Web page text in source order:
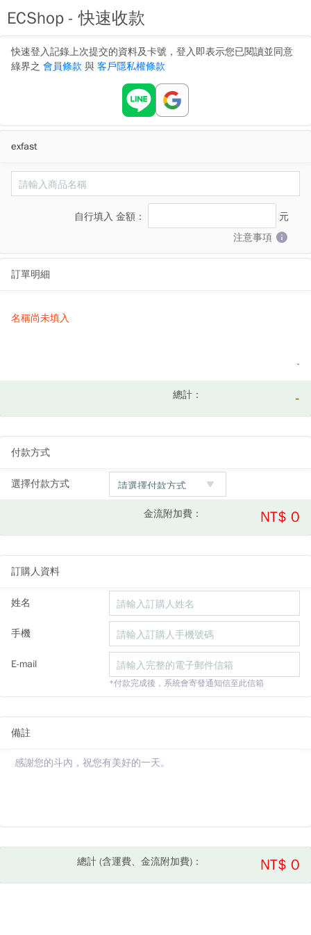
ECShop - 快速收款
快速登入記錄上次提交的資料及卡號，登入即表示您已閱讀並同意
綠界之 會員條款 與 客戶隱私權條款
exfast
自行填入 金額：
元
注意事項
訂單明細
名稱尚未填入
-
總計： -
付款方式
選擇付款方式
金流附加費： NT$ 0
訂購人資料
姓名
手機
E-mail
*付款完成後，系統會寄發通知信至此信箱
備註
總計 (含運費、金流附加費)： NT$ 0